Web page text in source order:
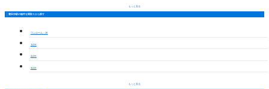
もっと見る
豊田市駅の物件を間取りから探す
ワンルーム・1K
1LDK
2LDK
3LDK
もっと見る